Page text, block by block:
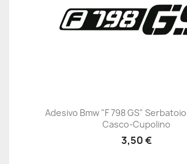
Adesivo Bmw "F 798 GS"
Casco-Cupolino
3,50 €